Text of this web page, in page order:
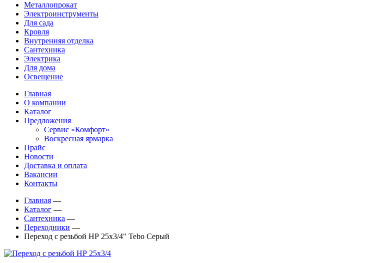
Металлопрокат
Электроинструменты
Для сада
Кровля
Внутренняя отделка
Сантехника
Электрика
Для дома
Освещение
Главная
О компании
Каталог
Предложения
Сервис «Комфорт»
Воскресная ярмарка
Прайс
Новости
Доставка и оплата
Вакансии
Контакты
Главная —
Каталог —
Сантехника —
Переходники —
Переход с резьбой НР 25х3/4" Tebo Серый